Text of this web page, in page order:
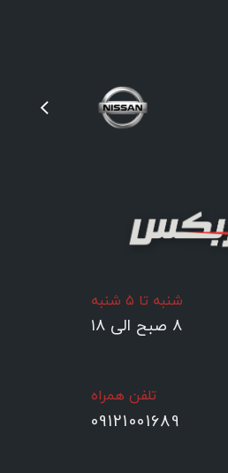
شنبه تا ۵ شنبه
۸ صبح الی ۱۸
تلفن همراه
09121001689